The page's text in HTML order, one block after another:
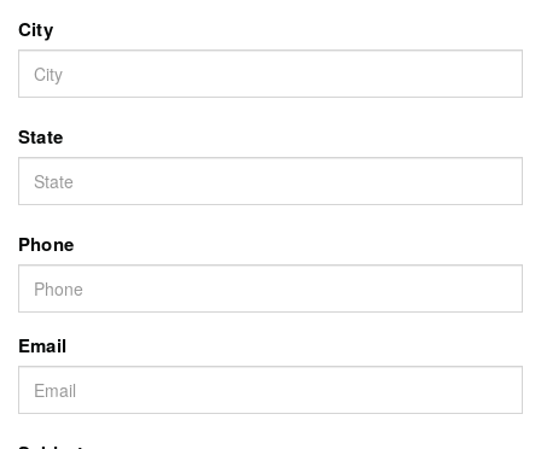
City
State
Phone
Email